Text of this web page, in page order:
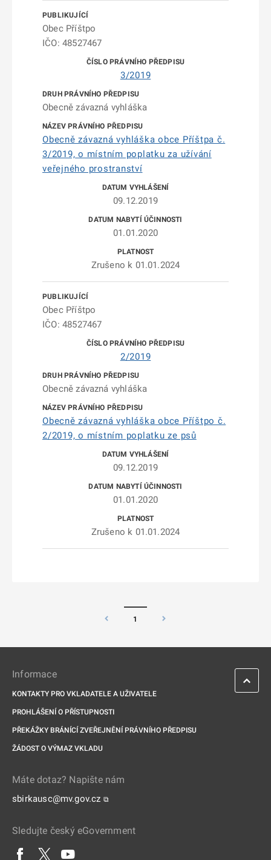
Obec Příštpo
IČO: 48527467
3/2019
Obecně závazná vyhláška
Obecně závazná vyhláška obce Příštpa č.
3/2019, o místním poplatku za užívání
veřejného prostranství
09.12.2019
01.01.2020
Zrušeno k 01.01.2024
Obec Příštpo
IČO: 48527467
2/2019
Obecně závazná vyhláška
Obecně závazná vyhláška obce Příštpo č.
2/2019, o místním poplatku ze psů
09.12.2019
01.01.2020
Zrušeno k 01.01.2024
1
Informace
KONTAKTY PRO VKLADATELE A UŽIVATELE
PROHLÁŠENÍ O PŘÍSTUPNOSTI
PŘEKÁŽKY BRÁNÍCÍ ZVEŘEJNĚNÍ PRÁVNÍHO PŘEDPISU
ŽÁDOST O VÝMAZ VKLADU
Máte dotaz? Napište nám
sbirkausc@mv.gov.cz ⧉
Sledujte český eGovernment